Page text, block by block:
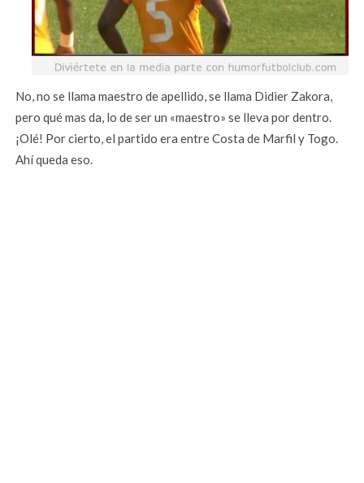
No, no se llama maestro de apellido, se llama Didier Zakora,
pero qué mas da, lo de ser un «maestro» se lleva por dentro.
¡Olé! Por cierto, el partido era entre Costa de Marfil y Togo.
Ahí queda eso.